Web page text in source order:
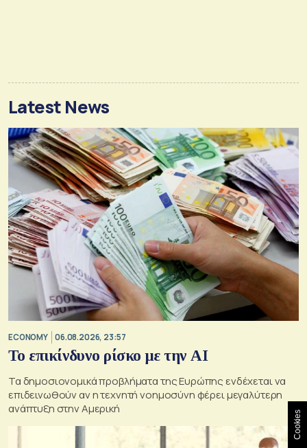
Latest News
ECONOMY 06.08.2026, 23:57
Το επικίνδυνο ρίσκο με την ΑΙ
Τα δημοσιονομικά προβλήματα της Ευρώπης ενδέχεται να
επιδεινωθούν αν η τεχνητή νοημοσύνη φέρει μεγαλύτερη
ανάπτυξη στην Αμερική
Cookies